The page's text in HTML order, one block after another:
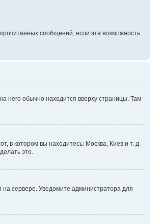
сообщений, если эта возможность
него обычно находится вверху страницы. Там
в котором вы находитесь: Москва, Киев и т. д.
это.
на сервере. Уведомите администратора для